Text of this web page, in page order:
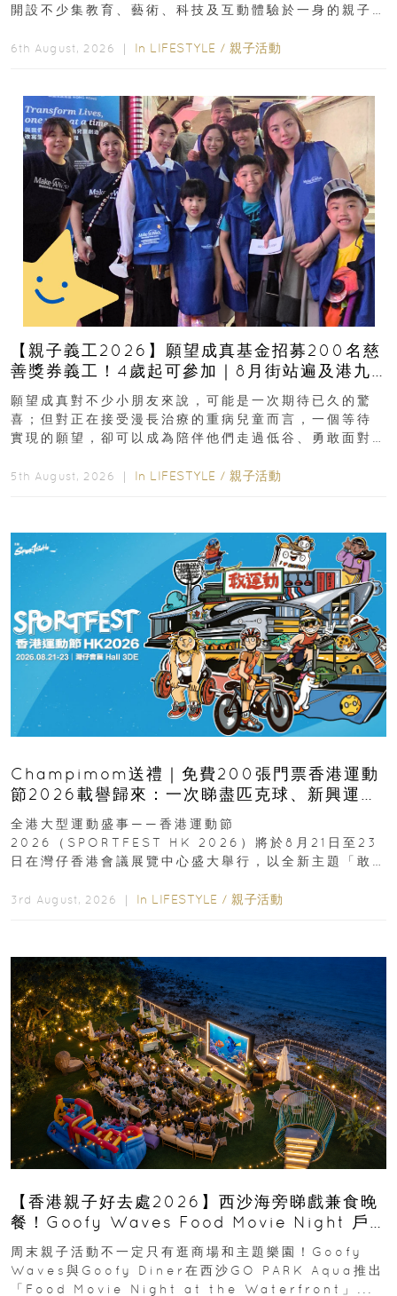
開設不少集教育、藝術、科技及互動體驗於一身的親子
6th August, 2026 ｜ In LIFESTYLE / 親子活動
【親子義工2026】願望成真基金招募200名慈
善獎券義工！4歲起可參加｜8月街站遍及港九
新界
願望成真對不少小朋友來說，可能是一次期待已久的驚
喜；但對正在接受漫長治療的重病兒童而言，一個等待
實現的願望，卻可以成為陪伴他們走過低谷、勇敢面對
5th August, 2026 ｜ In LIFESTYLE / 親子活動
Champimom送禮｜免費200張門票香港運動
節2026載譽歸來：一次睇盡匹克球、新興運
動、街舞比賽＋逾百運動品牌展覽
全港大型運動盛事——香港運動節
2026（SPORTFEST HK 2026）將於8月21日至23
日在灣仔香港會議展覽中心盛大舉行，以全新主題「敢
3rd August, 2026 ｜ In LIFESTYLE / 親子活動
【香港親子好去處2026】西沙海旁睇戲兼食晚
餐！Goofy Waves Food Movie Night 戶
外影院逢週末登場
周末親子活動不一定只有逛商場和主題樂園！Goofy
Waves與Goofy Diner在西沙GO PARK Aqua推出
「Food Movie Night at the Waterfront」...